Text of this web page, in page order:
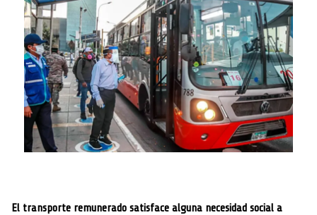
El transporte remunerado satisface alguna necesidad social a